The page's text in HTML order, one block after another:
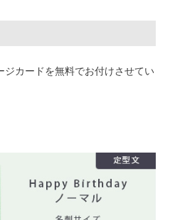
ジカードを無料でお付けさせてい